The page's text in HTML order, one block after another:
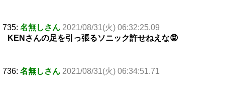
735: 名無しさん 2021/08/31(火) 06:32:25.09
KENさんの足を引っ張るソニック許せねえな😡
736: 名無しさん 2021/08/31(火) 06:34:51.71